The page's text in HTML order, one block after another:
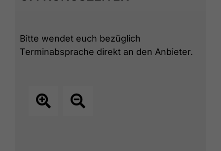
Bitte wendet euch bezüglich
Terminabsprache direkt an den Anbieter.